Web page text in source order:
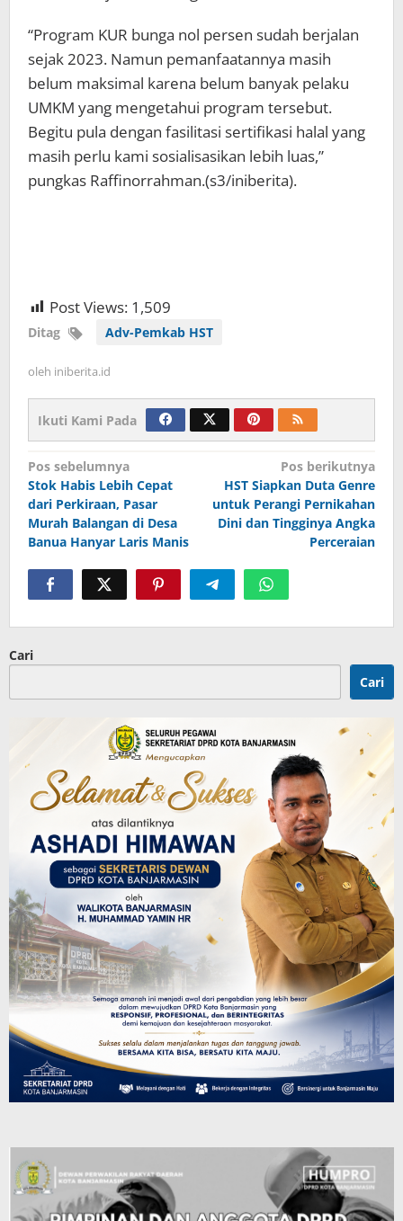
“Program KUR bunga nol persen sudah berjalan
sejak 2023. Namun pemanfaatannya masih
belum maksimal karena belum banyak pelaku
UMKM yang mengetahui program tersebut.
Begitu pula dengan fasilitasi sertifikasi halal yang
masih perlu kami sosialisasikan lebih luas,”
pungkas Raffinorrahman.(s3/iniberita).
Post Views: 1,509
Ditag Adv-Pemkab HST
oleh iniberita.id
Ikuti Kami Pada
Navigasi
pos
Pos sebelumnya
Stok Habis Lebih Cepat
dari Perkiraan, Pasar
Murah Balangan di Desa
Banua Hanyar Laris Manis
Pos berikutnya
HST Siapkan Duta Genre
untuk Perangi Pernikahan
Dini dan Tingginya Angka
Perceraian
Cari
Cari